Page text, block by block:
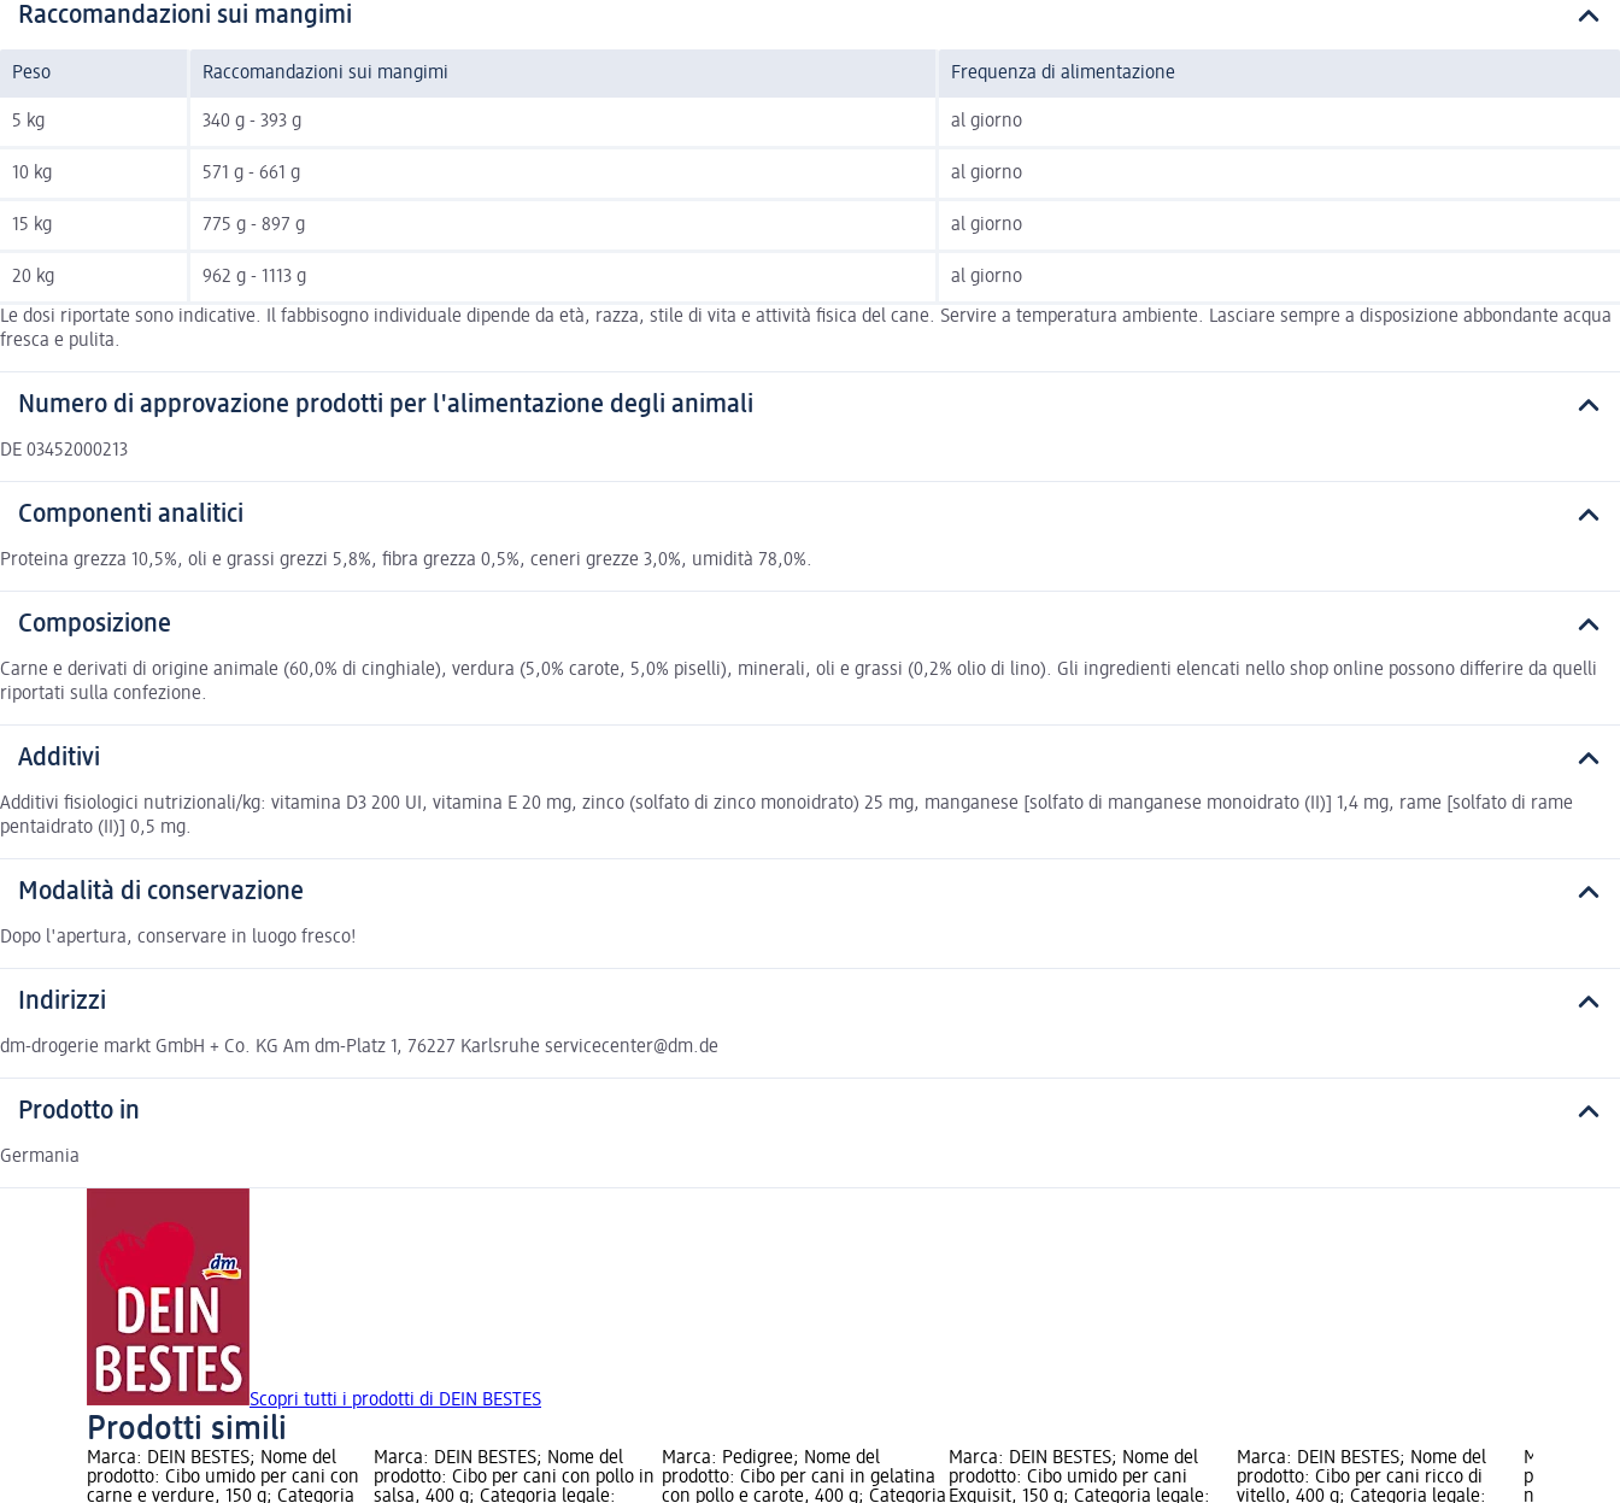
Raccomandazioni sui mangimi
Peso Raccomandazioni sui mangimi Frequenza di alimentazione
5 kg 340 g - 393 g al giorno
10 kg 571 g - 661 g al giorno
15 kg 775 g - 897 g al giorno
20 kg 962 g - 1113 g al giorno
Le dosi riportate sono indicative. Il fabbisogno individuale dipende da età, razza, stile di vita e attività fisica del cane. Servire a temperatura ambiente. Lasciare sempre a disposizione abbondante acqua
fresca e pulita.
Numero di approvazione prodotti per l'alimentazione degli animali
DE 03452000213
Componenti analitici
Proteina grezza 10,5%, oli e grassi grezzi 5,8%, fibra grezza 0,5%, ceneri grezze 3,0%, umidità 78,0%.
Composizione
Carne e derivati di origine animale (60,0% di cinghiale), verdura (5,0% carote, 5,0% piselli), minerali, oli e grassi (0,2% olio di lino). Gli ingredienti elencati nello shop online possono differire da quelli
riportati sulla confezione.
Additivi
Additivi fisiologici nutrizionali/kg: vitamina D3 200 UI, vitamina E 20 mg, zinco (solfato di zinco monoidrato) 25 mg, manganese [solfato di manganese monoidrato (II)] 1,4 mg, rame [solfato di rame
pentaidrato (II)] 0,5 mg.
Modalità di conservazione
Dopo l'apertura, conservare in luogo fresco!
Indirizzi
dm-drogerie markt GmbH + Co. KG Am dm-Platz 1, 76227 Karlsruhe servicecenter@dm.de
Prodotto in
Germania
Scopri tutti i prodotti di DEIN BESTES
Prodotti simili
Marca: DEIN BESTES; Nome del
prodotto: Cibo umido per cani con
carne e verdure, 150 g; Categoria
Marca: DEIN BESTES; Nome del
prodotto: Cibo per cani con pollo in
salsa, 400 g; Categoria legale:
Marca: Pedigree; Nome del
prodotto: Cibo per cani in gelatina
con pollo e carote, 400 g; Categoria
Marca: DEIN BESTES; Nome del
prodotto: Cibo umido per cani
Exquisit, 150 g; Categoria legale:
Marca: DEIN BESTES; Nome del
prodotto: Cibo per cani ricco di
vitello, 400 g; Categoria legale:
Marca:
prodotto: